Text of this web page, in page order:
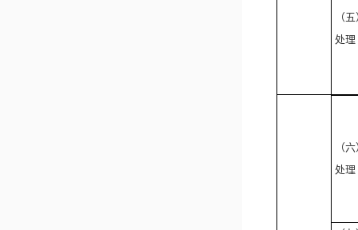
（
处理
（
处理